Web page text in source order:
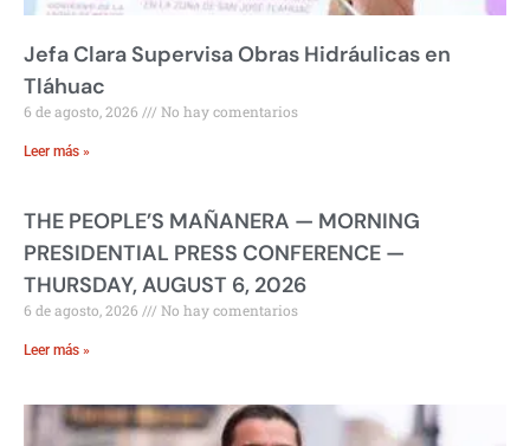
Jefa Clara Supervisa Obras Hidráulicas en
Tláhuac
6 de agosto, 2026 No hay comentarios
Leer más »
THE PEOPLE’S MAÑANERA — MORNING
PRESIDENTIAL PRESS CONFERENCE —
THURSDAY, AUGUST 6, 2026
6 de agosto, 2026 No hay comentarios
Leer más »